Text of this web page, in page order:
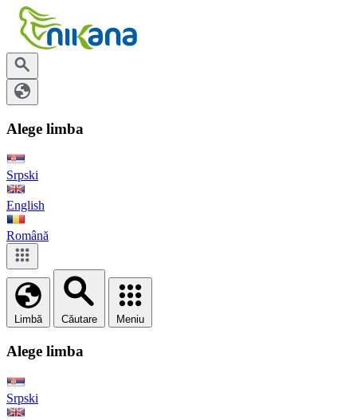
Alege limba
Srpski
English
Română
Limbă Căutare Meniu
Alege limba
Srpski